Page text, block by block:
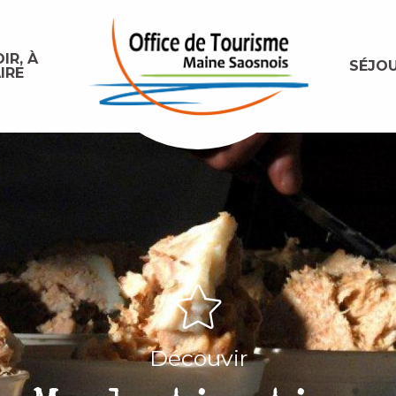
À
Découvir